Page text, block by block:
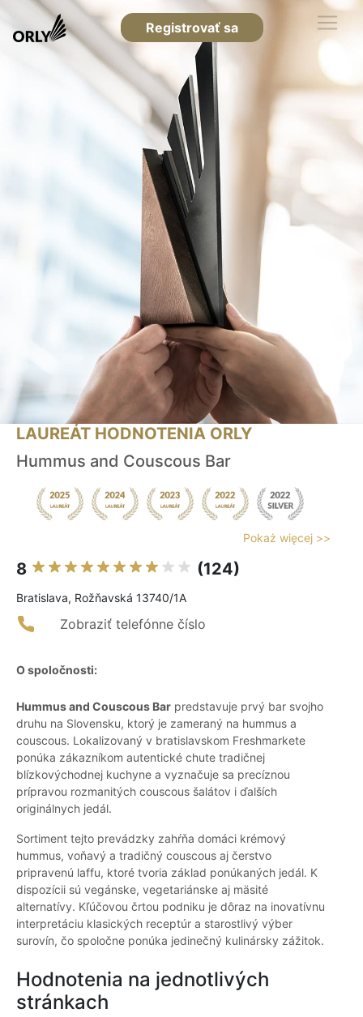
Registrovať sa
LAUREÁT HODNOTENIA ORLY
Hummus and Couscous Bar
Pokaż więcej >>
8 (124)
Bratislava, Rožňavská 13740/1A
Zobraziť telefónne číslo
O spoločnosti:
Hummus and Couscous Bar predstavuje prvý bar svojho
druhu na Slovensku, ktorý je zameraný na hummus a
couscous. Lokalizovaný v bratislavskom Freshmarkete
ponúka zákazníkom autentické chute tradičnej
blízkovýchodnej kuchyne a vyznačuje sa precíznou
prípravou rozmanitých couscous šalátov i ďalších
originálnych jedál.
Sortiment tejto prevádzky zahŕňa domáci krémový
hummus, voňavý a tradičný couscous aj čerstvo
pripravenú laffu, ktoré tvoria základ ponúkaných jedál. K
dispozícii sú vegánske, vegetariánske aj mäsité
alternatívy. Kľúčovou črtou podniku je dôraz na inovatívnu
interpretáciu klasických receptúr a starostlivý výber
surovín, čo spoločne ponúka jedinečný kulinársky zážitok.
Hodnotenia na jednotlivých
stránkach